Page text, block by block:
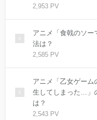
2,953 PV
アニメ「食戟のソー
法は？
2,585 PV
アニメ「乙女ゲーム
生してしまった…」
は？
2,543 PV